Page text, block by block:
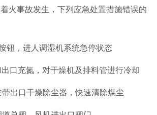
火事故发生，下列应急处置措施错误的
钮，进人调湿机系统急停状态
口充氮，对干燥机及排料管进行冷却
出口干燥除尘器，快速清除煤尘